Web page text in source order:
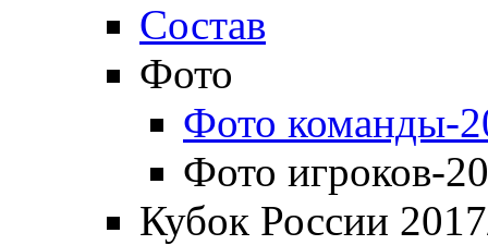
Состав
Фото
Фото команды-
Фото игроков-
Кубок России